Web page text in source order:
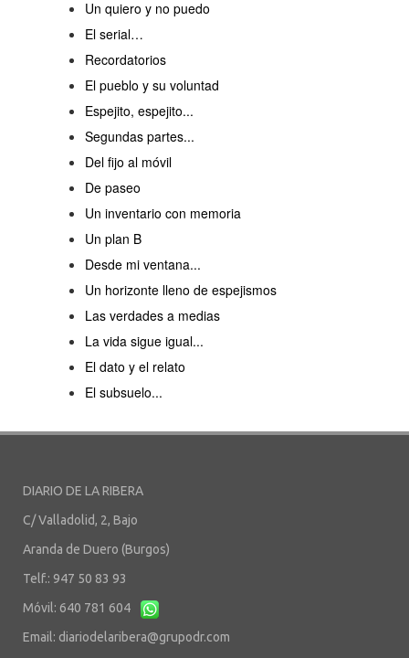
Un quiero y no puedo
El serial…
Recordatorios
El pueblo y su voluntad
Espejito, espejito...
Segundas partes...
Del fijo al móvil
De paseo
Un inventario con memoria
Un plan B
Desde mi ventana...
Un horizonte lleno de espejismos
Las verdades a medias
La vida sigue igual...
El dato y el relato
El subsuelo...
DIARIO DE LA RIBERA
C/ Valladolid, 2, Bajo
Aranda de Duero (Burgos)
Telf.: 947 50 83 93
Móvil: 640 781 604
Email: diariodelaribera@grupodr.com